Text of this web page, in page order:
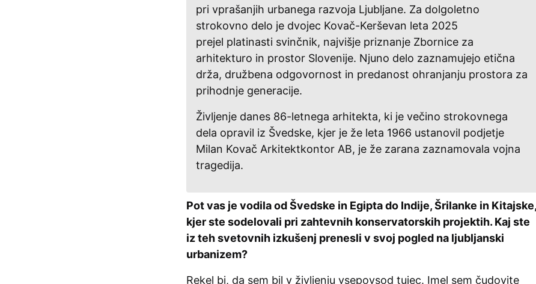
pri vprašanjih urbanega razvoja Ljubljane. Za dolgoletno
strokovno delo je dvojec Kovač-Kerševan leta 2025
prejel platinasti svinčnik, najvišje priznanje Zbornice za
arhitekturo in prostor Slovenije. Njuno delo zaznamujejo etična
drža, družbena odgovornost in predanost ohranjanju prostora za
prihodnje generacije.
Življenje danes 86-letnega arhitekta, ki je večino strokovnega
dela opravil iz Švedske, kjer je že leta 1966 ustanovil podjetje
Milan Kovač Arkitektkontor AB, je že zarana zaznamovala vojna
tragedija.
Pot vas je vodila od Švedske in Egipta do Indije, Šrilanke in Kitajske,
kjer ste sodelovali pri zahtevnih konservatorskih projektih. Kaj ste
iz teh svetovnih izkušenj prenesli v svoj pogled na ljubljanski
urbanizem?
Rekel bi, da sem bil v življenju vsepovsod tujec. Imel sem čudovite